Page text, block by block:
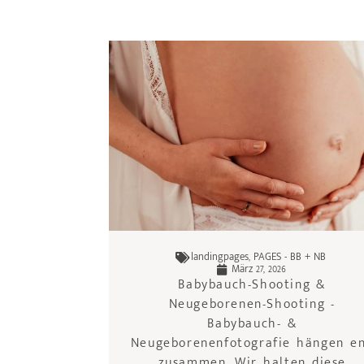
landingpages, PAGES - BB + NB
März 27, 2026
Babybauch-Shooting &
Neugeborenen-Shooting -
Babybauch- &
Neugeborenenfotografie hängen